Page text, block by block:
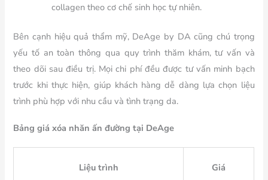
collagen theo cơ chế sinh học tự nhiên.
Bên cạnh hiệu quả thẩm mỹ, DeAge by DA cũng chú trọng
yếu tố an toàn thông qua quy trình thăm khám, tư vấn và
theo dõi sau điều trị. Mọi chi phí đều được tư vấn minh bạch
trước khi thực hiện, giúp khách hàng dễ dàng lựa chọn liệu
trình phù hợp với nhu cầu và tình trạng da.
Bảng giá xóa nhăn ấn đường tại DeAge
Liệu trình Giá